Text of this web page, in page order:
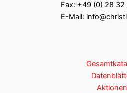
pt220-18mmFax: +49 (0) 28
E-Mail:
Aktionen